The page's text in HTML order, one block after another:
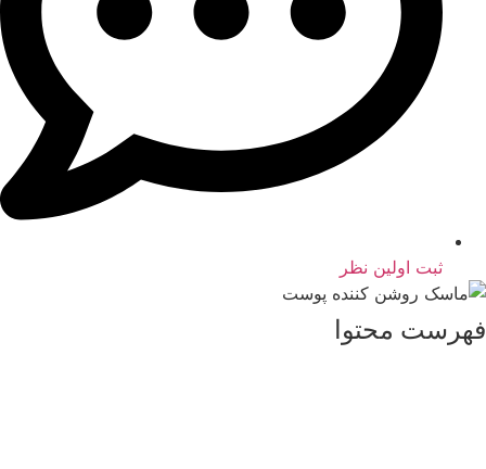
ثبت اولین نظر
فهرست محتوا